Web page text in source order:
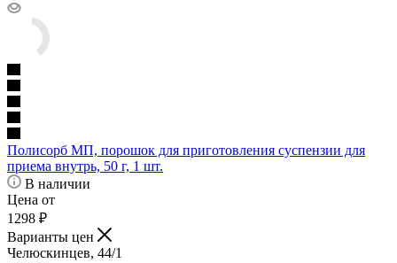
Полисорб МП, порошок для приготовления суспензии для
приема внутрь, 50 г, 1 шт.
В наличии
Цена от
1298 ₽
Варианты цен
Челюскинцев, 44/1